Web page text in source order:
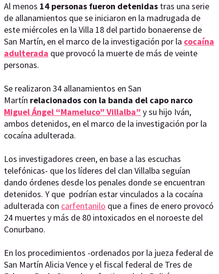
Al menos 14 personas fueron detenidas tras una serie
de allanamientos que se iniciaron en la madrugada de
este miércoles en la Villa 18 del partido bonaerense de
San Martín, en el marco de la investigación por la cocaína
adulterada que provocó la muerte de más de veinte
personas.
Se realizaron 34 allanamientos en San
Martín relacionados con la banda del capo narco
Miguel Ángel “Mameluco” Villalba” y su hijo Iván,
ambos detenidos, en el marco de la investigación por la
cocaína adulterada.
Los investigadores creen, en base a las escuchas
telefónicas- que los líderes del clan Villalba seguían
dando órdenes desde los penales donde se encuentran
detenidos. Y que podrían estar vinculados a la cocaína
adulterada con carfentanilo que a fines de enero provocó
24 muertes y más de 80 intoxicados en el noroeste del
Conurbano.
En los procedimientos -ordenados por la jueza federal de
San Martín Alicia Vence y el fiscal federal de Tres de